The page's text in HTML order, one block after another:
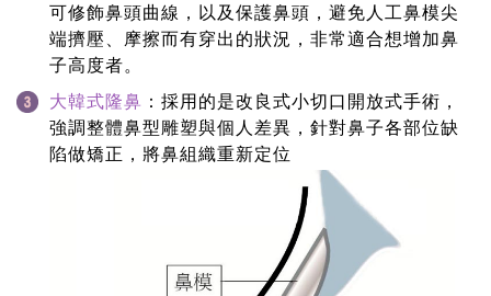
可修飾鼻頭曲線，以及保護鼻頭，避免人工鼻模尖
端擠壓、摩擦而有穿出的狀況，非常適合想增加鼻
子高度者。
大韓式隆鼻 ：採用的是改良式小切口開放式手術，
強調整體鼻型雕塑與個人差異，針對鼻子各部位缺
陷做矯正，將鼻組織重新定位